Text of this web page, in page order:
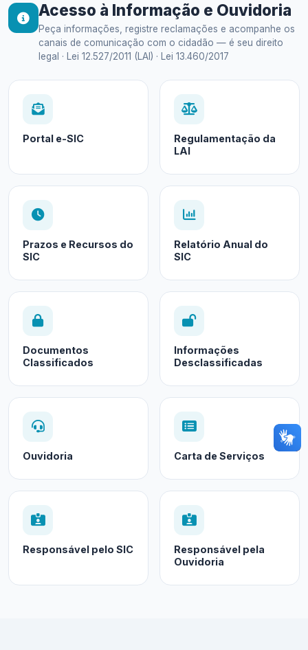
Acesso à Informação e Ouvidoria
Peça informações, registre reclamações e acompanhe os
canais de comunicação com o cidadão — é seu direito
legal · Lei 12.527/2011 (LAI) · Lei 13.460/2017
Portal e-SIC
Regulamentação da
LAI
Prazos e Recursos do
SIC
Relatório Anual do
SIC
Documentos
Classificados
Informações
Desclassificadas
Ouvidoria Carta de Serviços
Responsável pelo SIC
Responsável pela
Ouvidoria